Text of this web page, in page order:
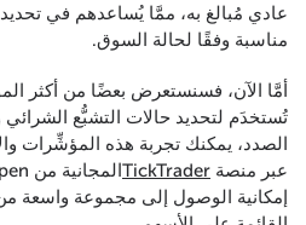
عادي مُبالغ به، ممَّا يُساعدهم في
مناسبة وفقًا لحالة السوق.
أمَّا الآن، فسنستعرض بعضًا من أكثر
تُستخدَم لتحديد حالات التشبُّع الشرائي
الصدد، يمكنك تجربة هذه المؤشِّرات
عبر منصة TickTrader